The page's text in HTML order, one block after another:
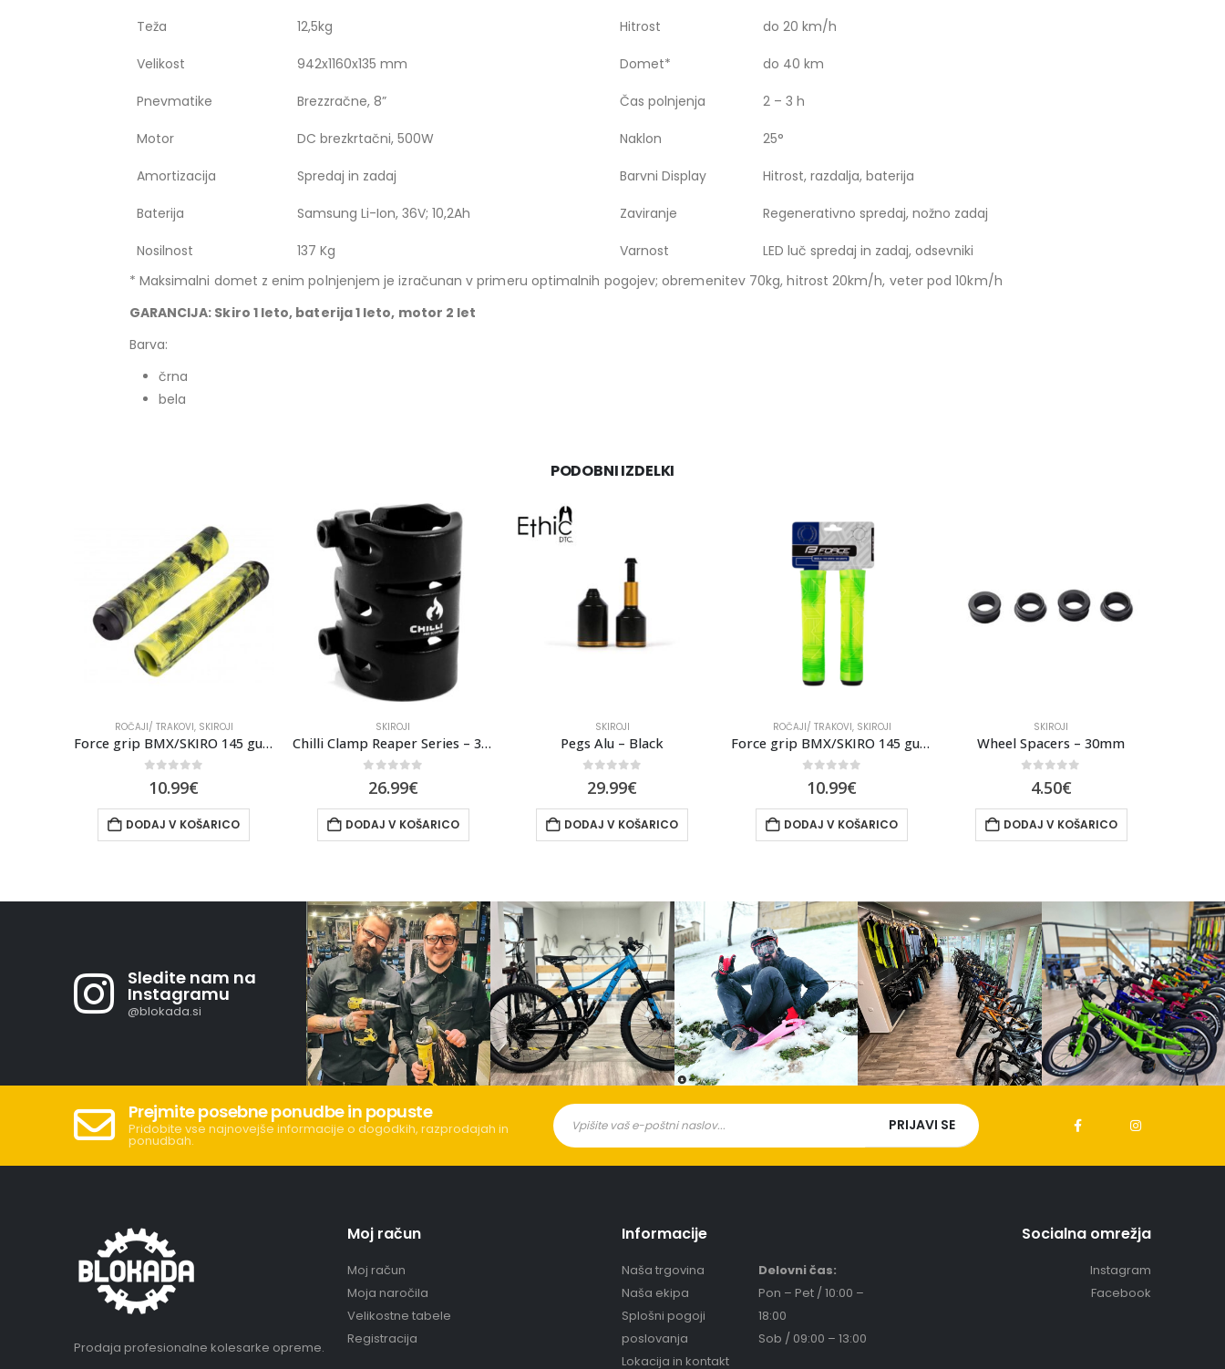
Teža 12,5kg
Velikost 942x1160x135 mm
Pnevmatike Brezzračne, 8”
Motor DC brezkrtačni, 500W
Amortizacija Spredaj in zadaj
Baterija Samsung Li-Ion, 36V; 10,2Ah
Nosilnost 137 Kg
Hitrost do 20 km/h
Domet* do 40 km
Čas polnjenja 2 – 3 h
Naklon 25°
Barvni Display Hitrost, razdalja, baterija
Zaviranje Regenerativno spredaj, nožno zadaj
Varnost
LED luč spredaj in zadaj, odsevniki
* Maksimalni domet z enim polnjenjem je izračunan v primeru optimalnih pogojev; obremenitev 70kg, hitrost 20km/h, veter pod 10km/h
GARANCIJA: Skiro 1 leto, baterija 1 leto, motor 2 let
Barva:
črna
bela
PODOBNI IZDELKI
ROČAJI/ TRAKOVI, SKIROJI
Force grip BMX/SKIRO 145 guma s čepi
10.99€
DODAJ V KOŠARICO
SKIROJI
Chilli Clamp Reaper Series – 3-Bolt Spider HIC – Black
26.99€
DODAJ V KOŠARICO
SKIROJI
Pegs Alu – Black
29.99€
DODAJ V KOŠARICO
ROČAJI/ TRAKOVI, SKIROJI
Force grip BMX/SKIRO 145 guma s čepi
10.99€
DODAJ V KOŠARICO
SKIROJI
Wheel Spacers – 30mm
4.50€
DODAJ V KOŠARICO
Sledite nam na
Instagramu
@blokada.si
Prejmite posebne ponudbe in popuste
Pridobite vse najnovejše informacije o dogodkih, razprodajah in
ponudbah.
Prodaja profesionalne kolesarke opreme.
Moj račun
Moj račun
Moja naročila
Velikostne tabele
Registracija
Informacije
Naša trgovina
Naša ekipa
Splošni pogoji
poslovanja
Lokacija in kontakt
Delovni čas:
Pon – Pet / 10:00 –
18:00
Sob / 09:00 – 13:00
Socialna omrežja
Instagram
Facebook